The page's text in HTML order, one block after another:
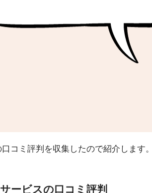
コミ評判を収集したので紹介します
ービスの口コミ評判